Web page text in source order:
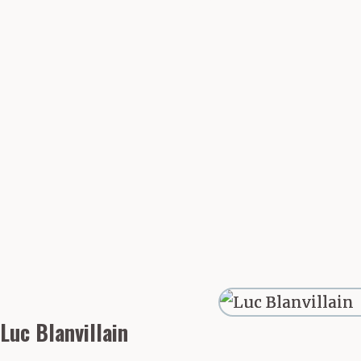
travaillaient
Luc Blanvillain